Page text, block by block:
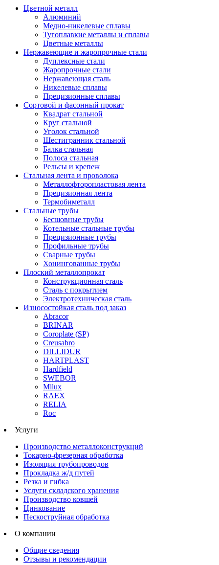
Цветной металл
Алюминий
Медно-никелевые сплавы
Тугоплавкие металлы и сплавы
Цветные металлы
Нержавеющие и жаропрочные стали
Дуплексные стали
Жаропрочные стали
Нержавеющая сталь
Никелевые сплавы
Прецизионные сплавы
Сортовой и фасонный прокат
Квадрат стальной
Круг стальной
Уголок стальной
Шестигранник стальной
Балка стальная
Полоса стальная
Рельсы и крепеж
Стальная лента и проволока
Металлофторопластовая лента
Прецизионная лента
Термобиметалл
Стальные трубы
Бесшовные трубы
Котельные стальные трубы
Прецизионные трубы
Профильные трубы
Сварные трубы
Хонингованные трубы
Плоский металлопрокат
Конструкционная сталь
Сталь с покрытием
Электротехническая сталь
Износостойкая сталь под заказ
Abracor
BRINAR
Coroplate (SP)
Creusabro
DILLIDUR
HARTPLAST
Hardfield
SWEBOR
Milux
RAEX
RELIA
Roc
Услуги
Производство металлоконструкций
Токарно-фрезерная обработка
Изоляция трубопроводов
Прокладка ж/д путей
Резка и гибка
Услуги складского хранения
Производство ковшей
Цинкование
Пескоструйная обработка
О компании
Общие сведения
Отзывы и рекомендации